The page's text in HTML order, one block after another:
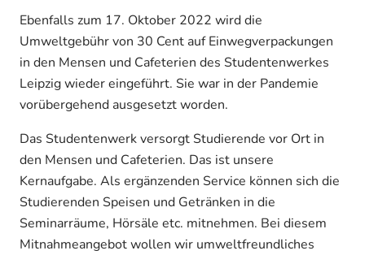
Ebenfalls zum 17. Oktober 2022 wird die
Umweltgebühr von 30 Cent auf Einwegverpackungen
in den Mensen und Cafeterien des Studentenwerkes
Leipzig wieder eingeführt. Sie war in der Pandemie
vorübergehend ausgesetzt worden.
Das Studentenwerk versorgt Studierende vor Ort in
den Mensen und Cafeterien. Das ist unsere
Kernaufgabe. Als ergänzenden Service können sich die
Studierenden Speisen und Getränken in die
Seminarräume, Hörsäle etc. mitnehmen. Bei diesem
Mitnahmeangebot wollen wir umweltfreundliches